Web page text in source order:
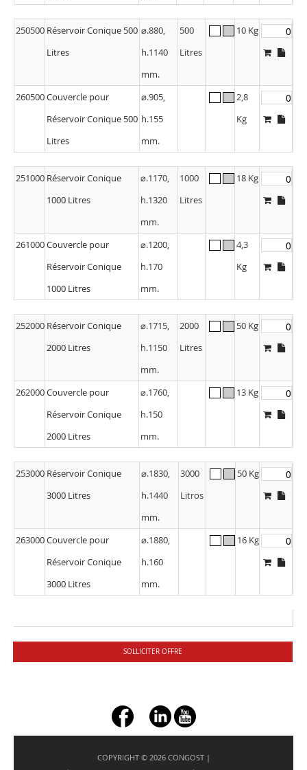
250500 Réservoir Conique 500
Litres
⌀.880,
h.1140
mm.
500
Litres
10 Kg
260500Couvercle pour
Réservoir Conique 500
Litres
⌀.905,
h.155
mm.
2,8
Kg
251000 Réservoir Conique
1000 Litres
⌀.1170,
h.1320
mm.
1000
Litres
18 Kg
261000Couvercle pour
Réservoir Conique
1000 Litres
⌀.1200,
h.170
mm.
4,3
Kg
252000 Réservoir Conique
2000 Litres
⌀.1715,
h.1150
mm.
2000
Litres
50 Kg
262000Couvercle pour
Réservoir Conique
2000 Litres
⌀.1760,
h.150
mm.
13 Kg
253000 Réservoir Conique
3000 Litres
⌀.1830,
h.1440
mm.
3000
Litros
50 Kg
263000Couvercle pour
Réservoir Conique
3000 Litres
⌀.1880,
h.160
mm.
16 Kg
SOLLICITER OFFRE
+ç
COPYRIGHT © 2026 CONGOST |